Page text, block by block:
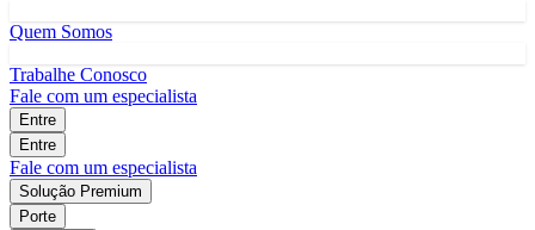
Quem Somos
Trabalhe Conosco
Fale com um especialista
Entre
Entre
Fale com um especialista
Solução Premium
Porte